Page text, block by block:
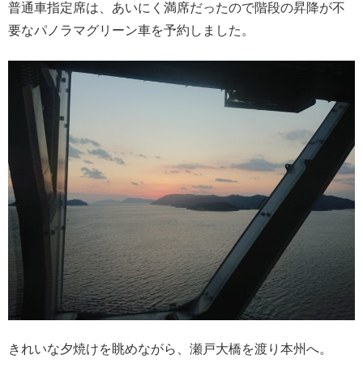
普通車指定席は、あいにく満席だったので階段の昇降が不
要なパノラマグリーン車を予約しました。
きれいな夕焼けを眺めながら、瀬戸大橋を渡り本州へ。